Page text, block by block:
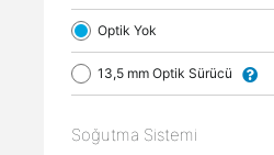
Optik Yok
13,5 mm Optik Sürücü
Soğutma Sistemi